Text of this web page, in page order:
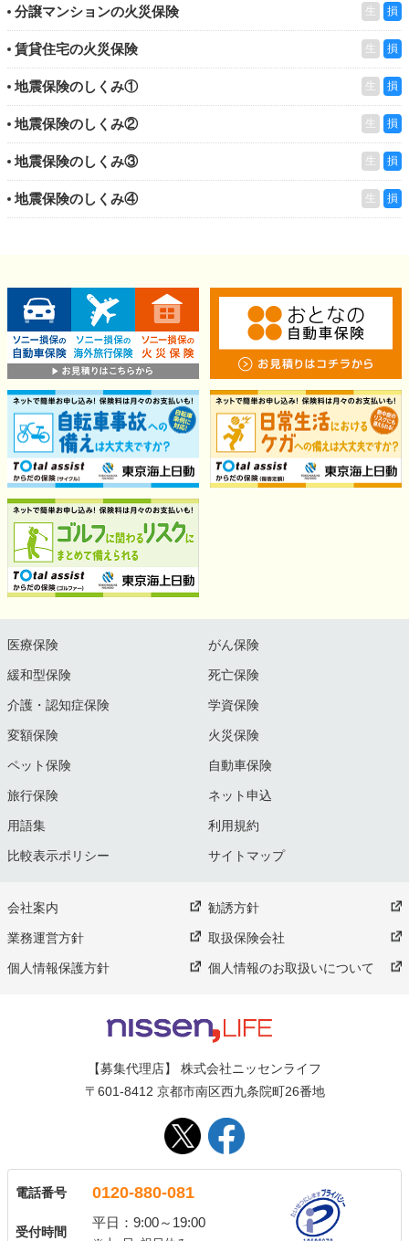
分譲マンションの火災保険 生 損
賃貸住宅の火災保険 生 損
地震保険のしくみ① 生 損
地震保険のしくみ② 生 損
地震保険のしくみ③ 生 損
地震保険のしくみ④ 生 損
医療保険 がん保険
緩和型保険 死亡保険
介護・認知症保険 学資保険
変額保険 火災保険
ペット保険 自動車保険
旅行保険 ネット申込
用語集 利用規約
比較表示ポリシー サイトマップ
会社案内 勧誘方針
業務運営方針 取扱保険会社
個人情報保護方針 個人情報のお取扱いについて
【募集代理店】 株式会社ニッセンライフ
〒601-8412 京都市南区西九条院町26番地
電話番号 0120-880-081
受付時間
平日：9:00～19:00